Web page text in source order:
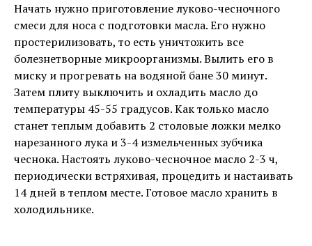
Начать нужно приготовление луково-чесночного
смеси для носа с подготовки масла. Его нужно
простерилизовать, то есть уничтожить все
болезнетворные микроорганизмы. Вылить его в
миску и прогревать на водяной бане 30 минут.
Затем плиту выключить и охладить масло до
температуры 45-55 градусов. Как только масло
станет теплым добавить 2 столовые ложки мелко
нарезанного лука и 3-4 измельченных зубчика
чеснока. Настоять луково-чесночное масло 2-3 ч,
периодически встряхивая, процедить и настаивать
14 дней в теплом месте. Готовое масло хранить в
холодильнике.